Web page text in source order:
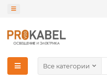
Все категории